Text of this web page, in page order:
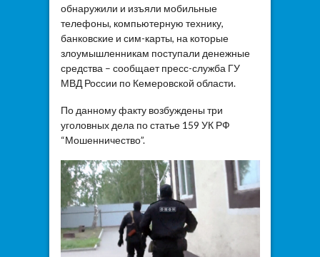
обнаружили и изъяли мобильные
телефоны, компьютерную технику,
банковские и сим-карты, на которые
злоумышленникам поступали денежные
средства – сообщает пресс-служба ГУ
МВД России по Кемеровской области.
По данному факту возбуждены три
уголовных дела по статье 159 УК РФ
“Мошенничество”.